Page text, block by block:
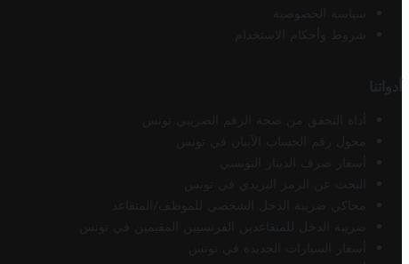
سياسة الخصوصية
شروط وأحكام الاستخدام
أدواتنا
أداة التحقق من صحة الرقم الضريبي تونس
محول رقم الحساب الآيبان في تونس
أسعار صرف الدينار التونسي
البحث عن الرمز البريدي في تونس
محاكي ضريبة الدخل الشخصي للموظف/المتقاعد
ضريبة الدخل للمتقاعدين الفرنسيين المقيمين في تونس
أسعار السيارات الجديدة في تونس